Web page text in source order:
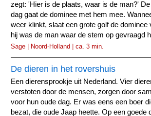
zegt: 'Hier is de plaats, waar is de man?'
dag gaat de dominee met hem mee.
weer klinkt, slaat een grote golf de dominee
hij was de man waar de stem op gevraagd
Sage | Noord-Holland | ca. 3 min.
De dieren in het rovershuis
Een dierensprookje uit Nederland. Vier
verstoten door de mensen, zorgen door
voor hun oude dag. Er was eens een boer
bezat, die oude Jaap heette. Op een goede